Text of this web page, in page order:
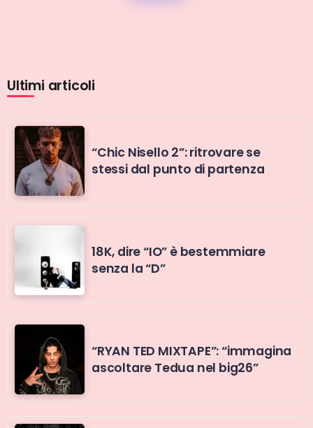
Ultimi articoli
“Chic Nisello 2”: ritrovare se
stessi dal punto di partenza
18K, dire “IO” è bestemmiare
senza la “D”
“RYAN TED MIXTAPE”: “immagina
ascoltare Tedua nel big26”